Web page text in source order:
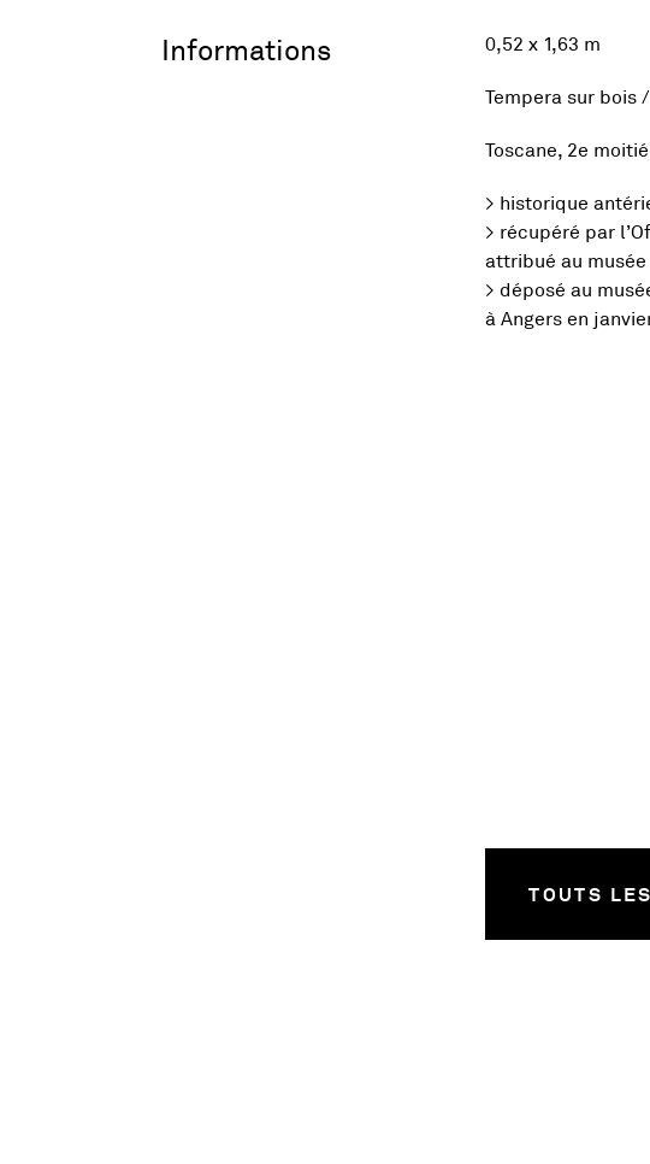
Informations 0,52 x 1,63 m
Tempera sur bois
Toscane, 2e
> historique
> récupéré par
attribué au
> déposé au
à Angers en
TOUTS